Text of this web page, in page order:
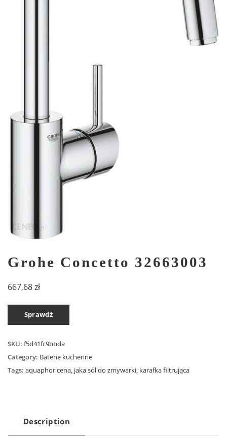
Grohe Concetto 32663003
667,68zł
Sprawdź
SKU: f5d41fc9bbda
Category: Baterie kuchenne
Tags: aquaphor cena, jaka sól do zmywarki, karafka filtrująca
Description